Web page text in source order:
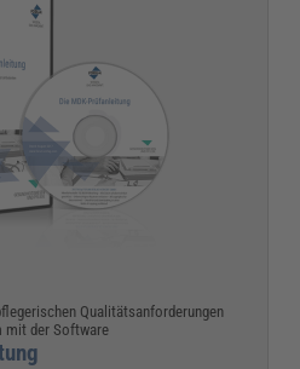
Qualitätsanforderungen
mit der Software